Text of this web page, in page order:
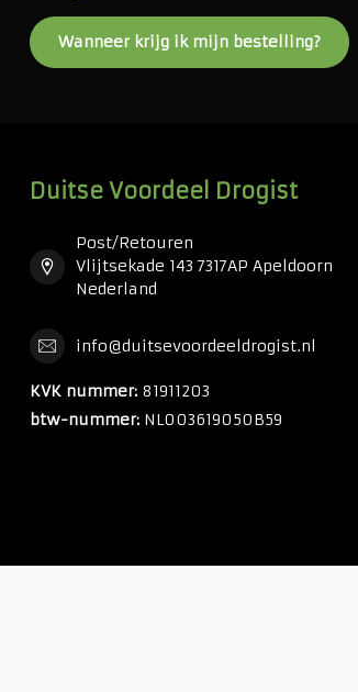
Wanneer krijg ik mijn bestelling?
Duitse Voordeel Drogist
Post/Retouren
Vlijtsekade 143 7317AP Apeldoorn
Nederland
info@duitsevoordeeldrogist.nl
KVK nummer: 81911203
btw-nummer: NL003619050B59